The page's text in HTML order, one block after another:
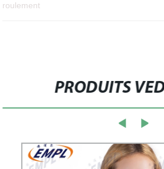
roulement
PRODUITS